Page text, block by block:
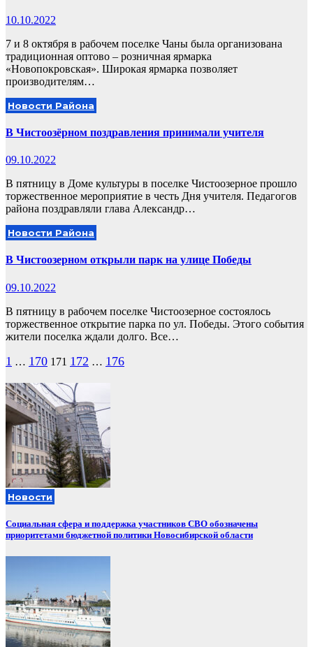
10.10.2022
7 и 8 октября в рабочем поселке Чаны была организована
традиционная оптово – розничная ярмарка
«Новопокровская». Широкая ярмарка позволяет
производителям…
Новости Района
В Чистоозёрном поздравления принимали учителя
09.10.2022
В пятницу в Доме культуры в поселке Чистоозерное прошло
торжественное мероприятие в честь Дня учителя. Педагогов
района поздравляли глава Александр…
Новости Района
В Чистоозерном открыли парк на улице Победы
09.10.2022
В пятницу в рабочем поселке Чистоозерное состоялось
торжественное открытие парка по ул. Победы. Этого события
жители поселка ждали долго. Все…
Пагинация
записей
1 … 170 171 172 … 176
Новости
Социальная сфера и поддержка участников СВО обозначены
приоритетами бюджетной политики Новосибирской области